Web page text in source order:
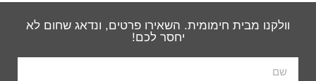
וולקנו מבית חימומית. השאירו פרטים, ונדאג שחום לא
יחסר לכם!